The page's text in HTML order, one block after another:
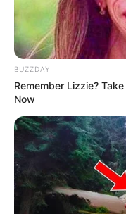
BUZZDAY
Remember Lizzie?
Now